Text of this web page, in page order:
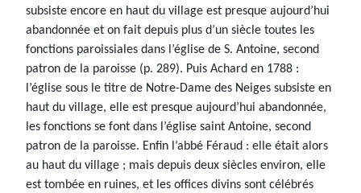
subsiste encore en haut du village est presque aujourd’hui
abandonnée et on fait depuis plus d’un siècle toutes les
fonctions paroissiales dans l’église de S. Antoine, second
patron de la paroisse (p. 289). Puis Achard en 1788 :
l’église sous le titre de Notre-Dame des Neiges subsiste en
haut du village, elle est presque aujourd’hui abandonnée,
les fonctions se font dans l’église saint Antoine, second
patron de la paroisse. Enfin l’abbé Féraud : elle était alors
au haut du village ; mais depuis deux siècles environ, elle
est tombée en ruines, et les offices divins sont célébrés